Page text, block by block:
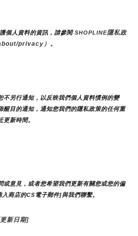
個人資料的資訊，請參閱 SHOPLINE隱私政
privacy）。
不另行通知，以反映我們個人資料慣例的變
醒目的通知，通知您我們的隱私政策的任何重
更新時間。
或意見，或者您希望我們更新有關您或您的偏
商店的CS電子郵件]與我們聯繫。
新日期]